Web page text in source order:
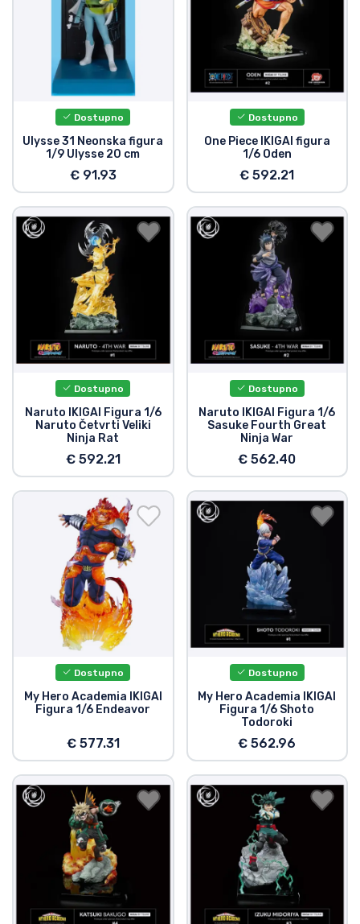
Dostupno
Ulysse 31 Neonska figura
1/9 Ulysse 20 cm
€ 91.93
Dostupno
One Piece IKIGAI figura
1/6 Oden
€ 592.21
Dostupno
Naruto IKIGAI Figura 1/6
Naruto Četvrti Veliki
Ninja Rat
€ 592.21
Dostupno
Naruto IKIGAI Figura 1/6
Sasuke Fourth Great
Ninja War
€ 562.40
Dostupno
My Hero Academia IKIGAI
Figura 1/6 Endeavor
€ 577.31
Dostupno
My Hero Academia IKIGAI
Figura 1/6 Shoto
Todoroki
€ 562.96